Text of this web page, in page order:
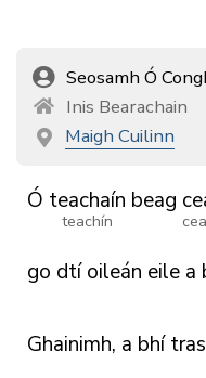
Seosamh Ó
Inis Bearachain
Maigh Cuilinn
Ó teachaín
teachín
beag
go dtí oileán eile a
Ghainimh, a bhí